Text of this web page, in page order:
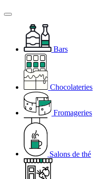
Bars
Chocolateries
Fromageries
Salons de thé